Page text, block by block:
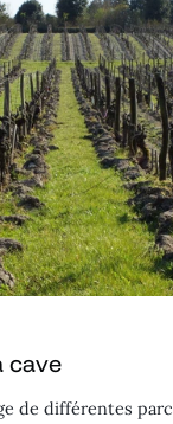
cave
de différentes